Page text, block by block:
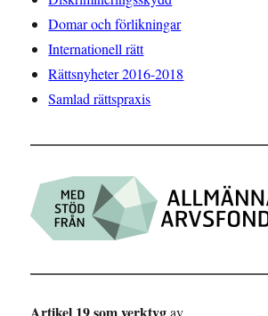
Domar och förlikningar
Internationell rätt
Rättsnyheter 2016-2018
Samlad rättspraxis
av